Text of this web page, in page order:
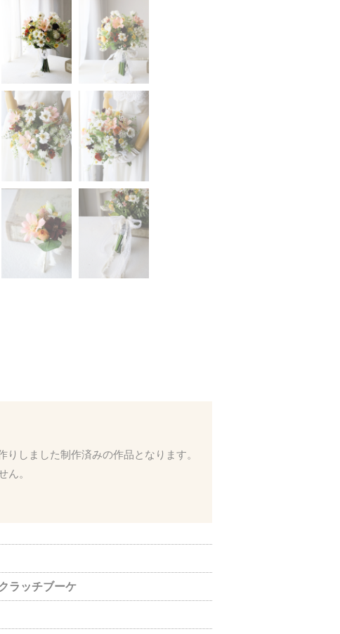
しました制作済みの作品となります。
。
ラッチブーケ